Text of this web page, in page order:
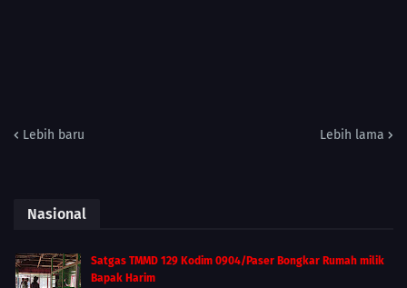
Lebih baru Lebih lama
Nasional
Satgas TMMD 129 Kodim 0904/Paser Bongkar Rumah milik
Bapak Harim